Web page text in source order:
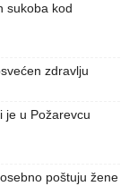
sukoba kod
zdravlju
je u Požarevcu
poštuju žene